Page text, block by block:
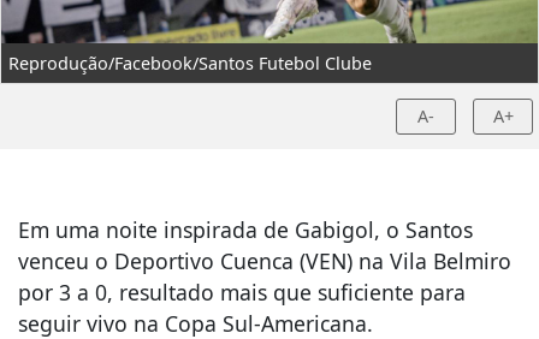
Reprodução/Facebook/Santos Futebol Clube
A- A+
Em uma noite inspirada de Gabigol, o Santos
venceu o Deportivo Cuenca (VEN) na Vila Belmiro
por 3 a 0, resultado mais que suficiente para
seguir vivo na Copa Sul-Americana.